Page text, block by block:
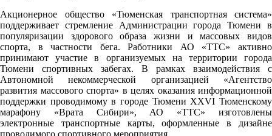
Акционерное общество «Тюменская транспортная система»
поддерживает стремление Администрации города Тюмени в
популяризации здорового образа жизни и массовых видов
спорта, в частности бега. Работники АО «ТТС» активно
принимают участие в организуемых на территории города
Тюмени спортивных забегах. В рамках взаимодействия с
Автономной некоммерческой организацией «Агентство
развития массового спорта» в целях оказания информационной
поддержки проводимому в городе Тюмени XXVI Тюменскому
марафону «Врата Сибири», АО «ТТС» изготовлены
электронные транспортные карты, оформленные в дизайне